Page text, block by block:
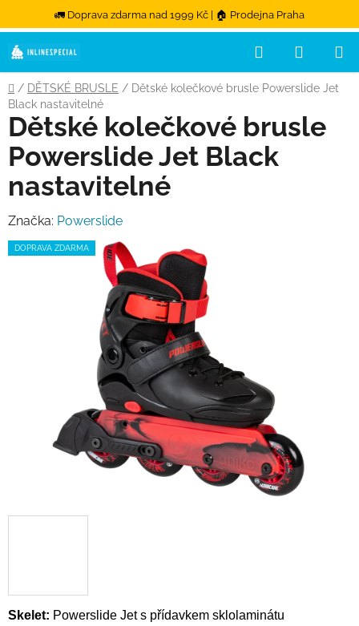
🚛 Doprava zdarma nad 1999 Kč | 🏠 Prodejna Praha
Přejít na obsah
Hledat
Domů
/ DĚTSKÉ BRUSLE / Dětské kolečkové brusle Powerslide Jet
Black nastavitelné
Skelet: Powerslide Jet s přídavkem sklolaminátu
Dětské kolečkové brusle
Powerslide Jet Black
nastavitelné
Značka: Powerslide
DOPRAVA ZDARMA